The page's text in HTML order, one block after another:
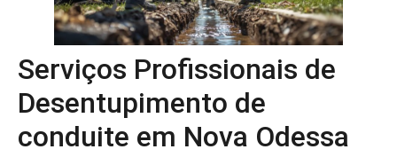
Serviços Profissionais de
Desentupimento de
conduite em Nova Odessa